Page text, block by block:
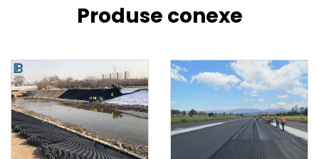
Produse conexe